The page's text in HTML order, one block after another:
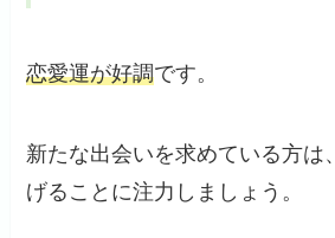
恋愛運が好調です。
新たな出会いを求めている方は
げることに注力しましょう。